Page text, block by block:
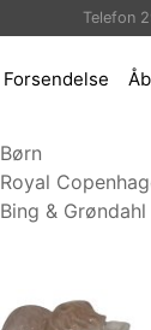
Telefon
Forsendelse
Børn
Royal
Bing & Grøndahl